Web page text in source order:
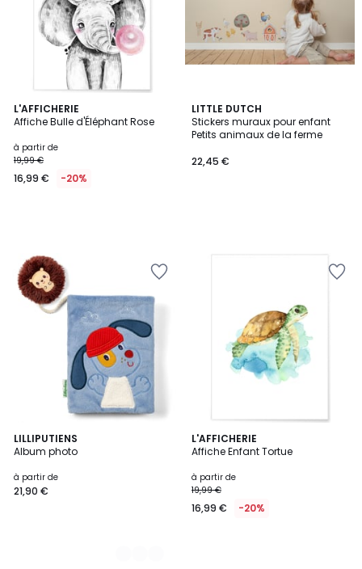
L'AFFICHERIE
Affiche Bulle d'Éléphant Rose
à partir de
19,99 €
16,99 € -20%
LITTLE DUTCH
Stickers muraux pour enfant
Petits animaux de la ferme
22,45 €
LILLIPUTIENS
Album photo
à partir de
21,90 €
2
Couleurs
L'AFFICHERIE
Affiche Enfant Tortue
à partir de
19,99 €
16,99 € -20%